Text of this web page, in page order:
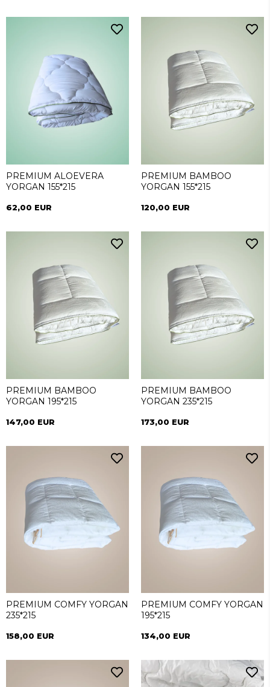
PREMIUM ALOEVERA
YORGAN 155*215
62,00 EUR
PREMIUM BAMBOO
YORGAN 155*215
120,00 EUR
PREMIUM BAMBOO
YORGAN 195*215
147,00 EUR
PREMIUM BAMBOO
YORGAN 235*215
173,00 EUR
PREMIUM COMFY YORGAN
235*215
158,00 EUR
PREMIUM COMFY YORGAN
195*215
134,00 EUR